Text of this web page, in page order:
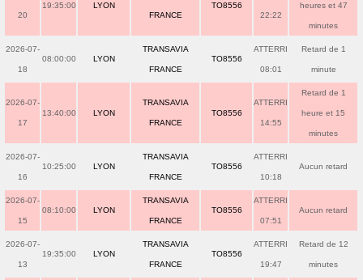
20
19:35:00 LYON
FRANCE
TO8556
22:22
heures et 47
minutes
2026-07-
18
08:00:00 LYON
TRANSAVIA
FRANCE
TO8556
ATTERRI
08:01
Retard de 1
minute
2026-07-
17
13:40:00 LYON
TRANSAVIA
FRANCE
TO8556
ATTERRI
14:55
Retard de 1
heure et 15
minutes
2026-07-
16
10:25:00 LYON
TRANSAVIA
FRANCE
TO8556
ATTERRI
10:18
Aucun retard
2026-07-
15
08:10:00 LYON
TRANSAVIA
FRANCE
TO8556
ATTERRI
07:51
Aucun retard
2026-07-
13
19:35:00 LYON
TRANSAVIA
FRANCE
TO8556
ATTERRI
19:47
Retard de 12
minutes